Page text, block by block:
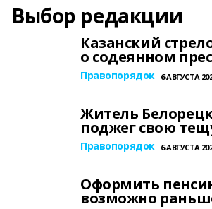
Выбор редакции
Казанский
о содеянном
Правопорядок 6 АВГУСТА
Житель
поджег свою
Правопорядок 6 АВГУСТА
Оформить
возможно